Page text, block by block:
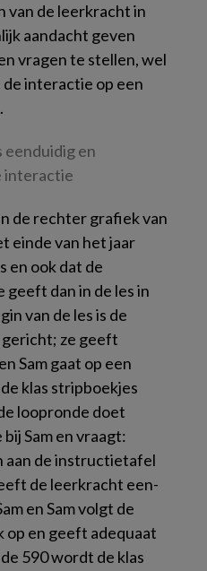
van de leerkracht in
aandacht geven
vragen te stellen, wel
interactie op een
en
interactie
de rechter grafiek van
einde van het jaar
en ook dat de
dan in de les in
van de les is de
ze geeft
Sam gaat op een
klas stripboekjes
loopronde doet
Sam en vraagt:
aan de instructietafel
de leerkracht een-
en Sam volgt de
en geeft adequaat
590 wordt de klas